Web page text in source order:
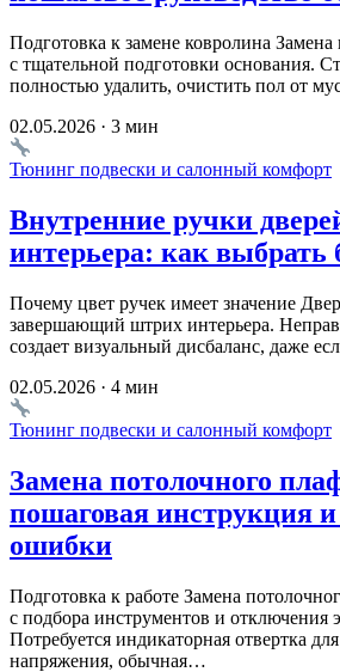
Подготовка к замене ковролина Замена
с тщательной подготовки основания.
полностью удалить, очистить пол от
02.05.2026 · 3 мин
Тюнинг подвески и салонный комфорт
Внутренние ручки
интерьера: как выбрать
Почему цвет ручек имеет значение
завершающий штрих интерьера.
создает визуальный дисбаланс, даже
02.05.2026 · 4 мин
Тюнинг подвески и салонный комфорт
Замена потолочного
пошаговая инструкция
ошибки
Подготовка к работе Замена
с подбора инструментов и отключения
Потребуется индикаторная отвертка
напряжения, обычная…